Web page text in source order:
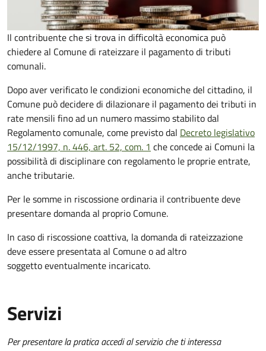
Il contribuente che si trova in difficoltà economica può
chiedere al Comune di rateizzare il pagamento di tributi
comunali.
Dopo aver verificato le condizioni economiche del cittadino, il
Comune può decidere di dilazionare il pagamento dei tributi in
rate mensili fino ad un numero massimo stabilito dal
Regolamento comunale, come previsto dal Decreto legislativo
15/12/1997, n. 446, art. 52, com. 1 che concede ai Comuni la
possibilità di disciplinare con regolamento le proprie entrate,
anche tributarie.
Per le somme in riscossione ordinaria il contribuente deve
presentare domanda al proprio Comune.
In caso di riscossione coattiva, la domanda di rateizzazione
deve essere presentata al Comune o ad altro
soggetto eventualmente incaricato.
Servizi
Per presentare la pratica accedi al servizio che ti interessa